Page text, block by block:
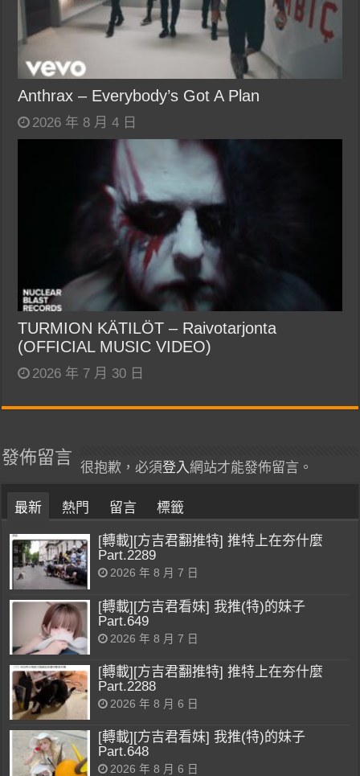
Anthrax – Everybody’s Got A Plan
2026 年 8 月 4 日
TURMION KÄTILÖT – Raivotarjonta
(OFFICIAL MUSIC VIDEO)
2026 年 7 月 30 日
發佈留言
很抱歉，必須登入網站才能發佈留言。
最新 熱門 留言 標籤
[轉載][方吉君翻推特] 推特上在夯什麼
Part.2289
2026 年 8 月 7 日
[轉載][方吉君看妹] 我推(特)的妹子
Part.649
2026 年 8 月 7 日
[轉載][方吉君翻推特] 推特上在夯什麼
Part.2288
2026 年 8 月 6 日
[轉載][方吉君看妹] 我推(特)的妹子
Part.648
2026 年 8 月 6 日